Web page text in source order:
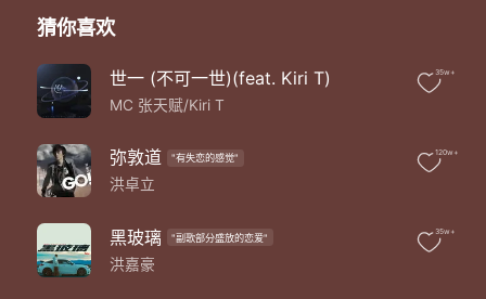
不想你担心 对不对
也许你亦遇到这种感觉
方知那日在一起 对爱过于挥霍
这刻有人陪玩乐仍寂寞
我知你亦面对这个感觉
不准眼泪为你落 我怕视重我眼光
终于我们谁玩乐谁寂寞
方知那日在一起 对爱过于挥霍
这种结束 彼此怎会好过
猜你喜欢
世一 (不可一世)(feat. Kiri T)
MC 张天赋/Kiri T
35w+
弥敦道 "有失恋的感觉"
洪卓立
120w+
黑玻璃 "副歌部分盛放的恋爱"
洪嘉豪
35w+